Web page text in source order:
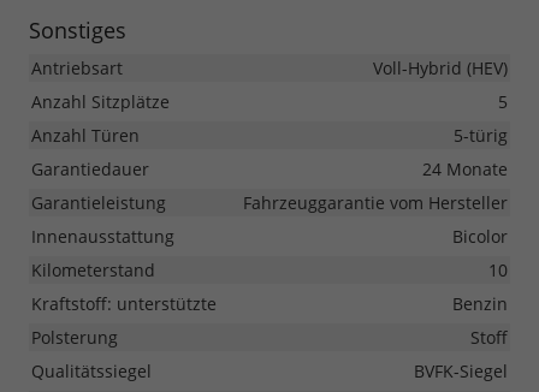
Sonstiges
Antriebsart
Voll-Hybrid (HEV)
Anzahl Sitzplätze
5
Anzahl Türen
5-türig
Garantiedauer
24 Monate
Garantieleistung
Fahrzeuggarantie vom Hersteller
Innenausstattung
Bicolor
Kilometerstand
10
Kraftstoff: unterstützte
Benzin
Polsterung
Stoff
Qualitätssiegel
BVFK-Siegel